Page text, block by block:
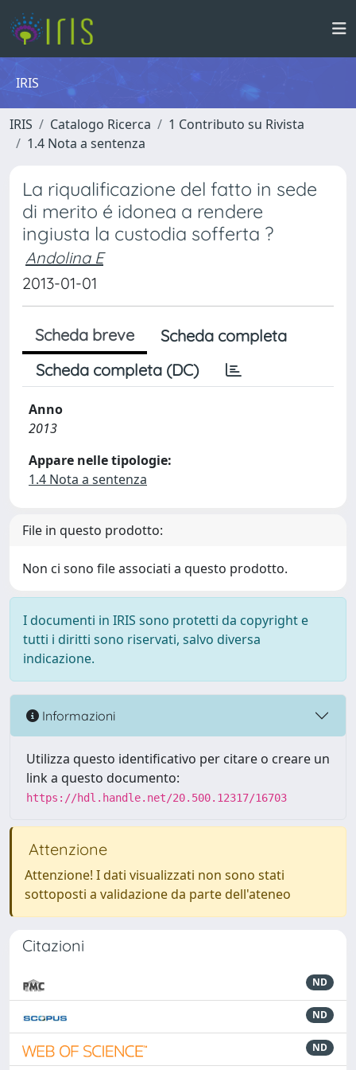
IRIS
IRIS Catalogo Ricerca
1 Contributo su Rivista
1.4 Nota a sentenza
La riqualificazione del fatto in sede
di merito é idonea a rendere
ingiusta la custodia sofferta ?
Andolina E
2013-01-01
Scheda breve
Scheda completa
Scheda completa (DC)
Anno
2013
Appare nelle tipologie:
1.4 Nota a sentenza
File in questo prodotto:
Non ci sono file associati a questo prodotto.
I documenti in IRIS sono protetti da copyright e
tutti i diritti sono riservati, salvo diversa
indicazione.
Informazioni
Utilizza questo identificativo per citare o creare un
link a questo documento:
https://hdl.handle.net/20.500.12317/16703
Attenzione
Attenzione! I dati visualizzati non sono stati
sottoposti a validazione da parte dell'ateneo
Citazioni
ND
ND
ND